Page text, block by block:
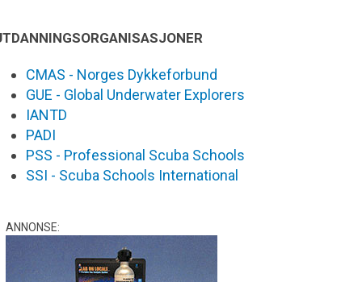
CMAS - Norges Dykkeforbund
GUE - Global Underwater Explorers
IANTD
PADI
PSS - Professional Scuba Schools
SSI - Scuba Schools International
ANNONSE: